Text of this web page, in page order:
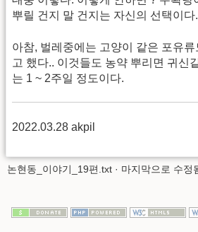
뿌릴 건지 말 건지는 자신의 선택이다.
아참, 벌레중에는 고양이 같은 포유
고 했다.. 이것들도 농약 뿌리면 귀신
는 1 ~ 2주일 정도이다.
2022.03.28 akpil
논현동_이야기_19편.txt · 마지막으로 수정